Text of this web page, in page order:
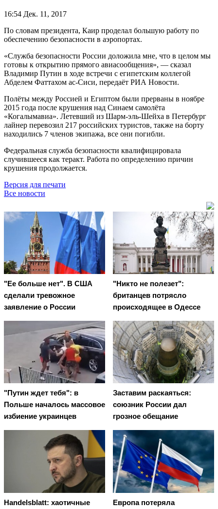
16:54 Дек. 11, 2017
По словам президента, Каир проделал большую работу по
обеспечению безопасности в аэропортах.
«Служба безопасности России доложила мне, что в целом мы
готовы к открытию прямого авиасообщения», — сказал
Владимир Путин в ходе встречи с египетским коллегой
Абделем Фаттахом ас-Сиси, передаёт РИА Новости.
Полёты между Россией и Египтом были прерваны в ноябре
2015 года после крушения над Синаем самолёта
«Когалымавиа». Летевший из Шарм-эль-Шейха в Петербург
лайнер перевозил 217 российских туристов, также на борту
находились 7 членов экипажа, все они погибли.
Федеральная служба безопасности квалифицировала
случившееся как теракт. Работа по определению причин
крушения продолжается.
Версия для печати
Все новости
"Ее больше нет". В США
сделали тревожное
заявление о России
"Никто не полезет":
британцев потрясло
происходящее в Одессе
"Путин ждет тебя": в
Польше началось массовое
избиение украинцев
Заставим раскаяться:
союзник России дал
грозное обещание
Handelsblatt: хаотичные Европа потеряла